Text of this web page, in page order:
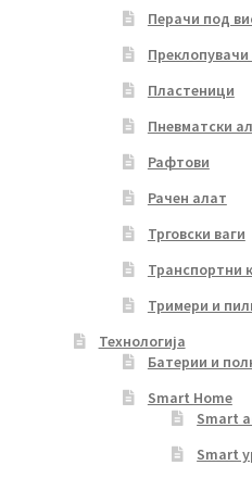
Перачи под
Пластеници
Пневматски
Рафтови
Рачен алат
Трговски ваги
Транспортни
Тримери и
Технологија
Батерии и
Smart Home
Smart
Smart